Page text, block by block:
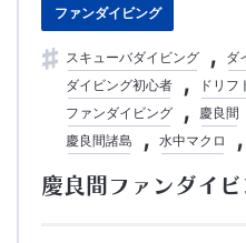
ファンダイビング
スキューバダイビング
ダ
ダイビング初心者
ドリフ
ファンダイビング
慶良間
慶良間諸島
水中マクロ
慶良間ファンダイビ